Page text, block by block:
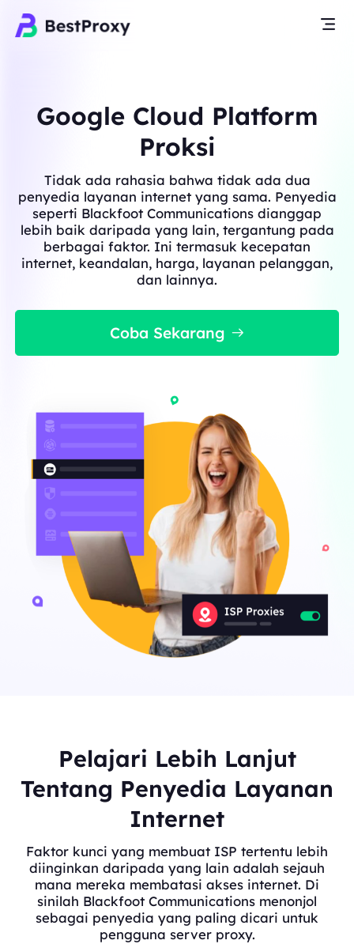
Google Cloud Platform
Proksi
Tidak ada rahasia bahwa tidak ada dua
penyedia layanan internet yang sama. Penyedia
seperti Blackfoot Communications dianggap
lebih baik daripada yang lain, tergantung pada
berbagai faktor. Ini termasuk kecepatan
internet, keandalan, harga, layanan pelanggan,
dan lainnya.
Coba Sekarang
Pelajari Lebih Lanjut
Tentang Penyedia Layanan
Internet
Faktor kunci yang membuat ISP tertentu lebih
diinginkan daripada yang lain adalah sejauh
mana mereka membatasi akses internet. Di
sinilah Blackfoot Communications menonjol
sebagai penyedia yang paling dicari untuk
pengguna server proxy.